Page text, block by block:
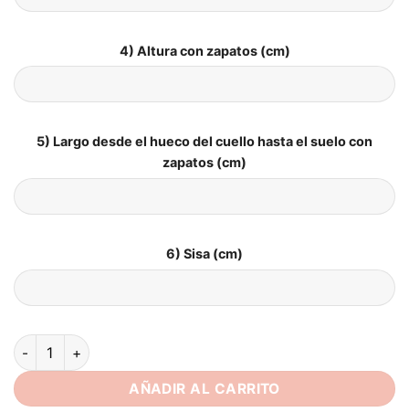
4) Altura con zapatos (cm)
5) Largo desde el hueco del cuello hasta el suelo con
zapatos (cm)
6) Sisa (cm)
Simple Ivory Satin Mini Wedding Dress Sleeveless Pleat
AÑADIR AL CARRITO